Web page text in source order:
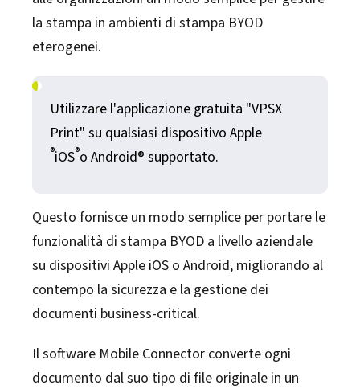
la stampa in ambienti di stampa BYOD
eterogenei.
Utilizzare l'applicazione gratuita "VPSX
Print" su qualsiasi dispositivo Apple
®iOS®o Android® supportato.
Questo fornisce un modo semplice per portare le
funzionalità di stampa BYOD a livello aziendale
su dispositivi Apple iOS o Android, migliorando al
contempo la sicurezza e la gestione dei
documenti business-critical.
Il software Mobile Connector converte ogni
documento dal suo tipo di file originale in un